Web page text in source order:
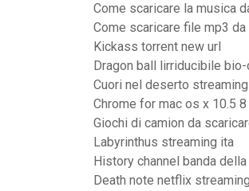
Come scaricare la musica
Come scaricare file mp3
Kickass torrent new url
Dragon ball lirriducibile
Cuori nel deserto
Chrome for mac os x 10.5
Giochi di camion da
Labyrinthus streaming ita
History channel banda
Death note netflix streaming